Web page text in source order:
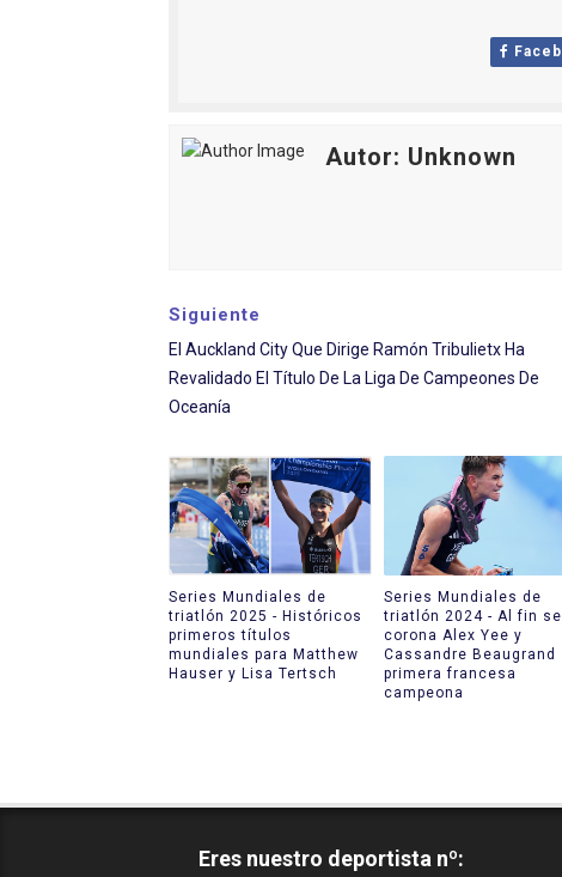
Autor: Unknown
Siguiente
El Auckland City Que Dirige Ramón Tribulietx Ha
Revalidado El Título De La Liga De Campeones De
Oceanía
Series Mundiales de
triatlón 2025 - Históricos
primeros títulos
mundiales para Matthew
Hauser y Lisa Tertsch
Series Mundiales de
triatlón 2024 - Al fin se
corona Alex Yee y
Cassandre Beaugrand
primera francesa
campeona
Eres nuestro deportista nº: